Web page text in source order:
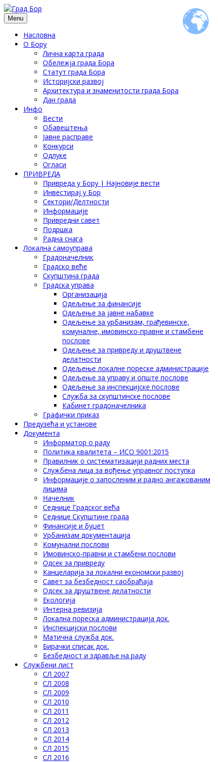
Menu
Насловна
О Бору
Лична карта града
Обележја града Бора
Статут града Бора
Историјски развој
Архитектура и знаменитости града Бора
Дан града
Инфо
Вести
Обавештења
Јавне расправе
Конкурси
Одлуке
Огласи
ПРИВРЕДА
Привреда у Бору | Најновије вести
Инвестирај у Бор
Сектори/Делтности
Информације
Привредни савет
Подршка
Радна снага
Локална самоуправа
Градоначелник
Градско веће
Скупштина града
Градска управа
Организација
Одељење за финансије
Одељење за јавне набавке
Одељење за урбанизам, грађевинске,
комуналне, имовинско-правне и стамбене
послове
Одељење за привреду и друштвене
делатности
Одељење локалне пореске администрације
Одељење за управу и опште послове
Одељење за инспекцијске послове
Служба за скупштинске послове
Кабинет градоначелника
Графички приказ
Предузећа и установе
Документа
Информатор о раду
Политика квалитета – ИСО 9001:2015
Правилник о систематизацији радних места
Службена лица за вођење управног поступка
Информације о запосленим и радно ангажованим
лицима
Начелник
Седнице Градског већа
Седнице Скупштине града
Финансије и буџет
Урбанизам документација
Комунални послови
Имовинско-правни и стамбени послови
Одсек за привреду
Канцеларија за локални економски развој
Савет за безбедност саобраћаја
Одсек за друштвене делатности
Eкологија
Интерна ревизија
Локална пореска администрација док.
Инспекцијски послови
Матична служба док.
Бирачки списак док.
Безбедност и здравље на раду
Службени лист
СЛ 2007
СЛ 2008
СЛ 2009
СЛ 2010
СЛ 2011
СЛ 2012
СЛ 2013
СЛ 2014
СЛ 2015
СЛ 2016